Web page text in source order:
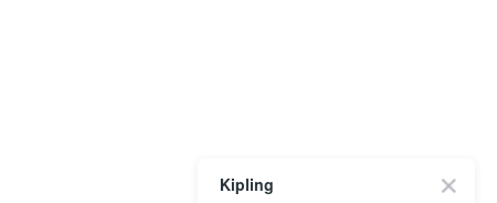
Kipling